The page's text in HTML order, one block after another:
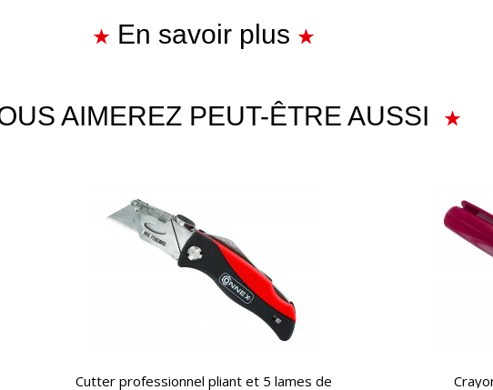
En savoir plus
AIMEREZ PEUT-ÊTRE AUSSI
APERÇU RAPIDE
Cutter professionnel pliant et 5 lames de